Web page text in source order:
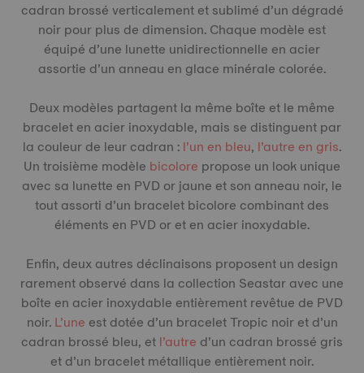
cadran brossé verticalement et sublimé d’un dégradé
noir pour plus de dimension. Chaque modèle est
équipé d’une lunette unidirectionnelle en acier
assortie d’un anneau en glace minérale colorée.
Deux modèles partagent la même boîte et le même
bracelet en acier inoxydable, mais se distinguent par
la couleur de leur cadran :l’un en bleu, l’autre en gris.
Un troisième modèle bicolore propose un look unique
avec sa lunette en PVD or jaune et son anneau noir, le
tout assorti d’un bracelet bicolore combinant des
éléments en PVD or et en acier inoxydable.
Enfin, deux autres déclinaisons proposent un design
rarement observé dans la collection Seastar avec une
boîte en acier inoxydable entièrement revêtue de PVD
noir.L’une est dotée d’un bracelet Tropic noir et d’un
cadran brossé bleu, etl’autre d’un cadran brossé gris
et d’un bracelet métallique entièrement noir.